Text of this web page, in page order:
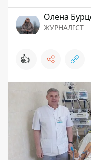
Олена
ЖУРНАЛІСТ
👍